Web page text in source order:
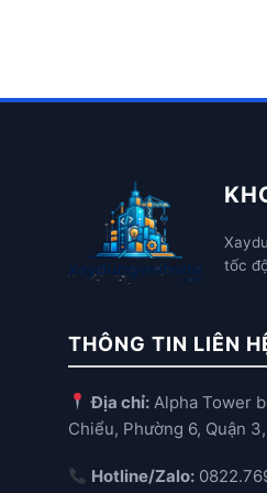
tốc
THÔNG TIN LIÊN
Địa chỉ: Alpha Tower
Chiểu, Phường 6, Quận
Hotline/Zalo: